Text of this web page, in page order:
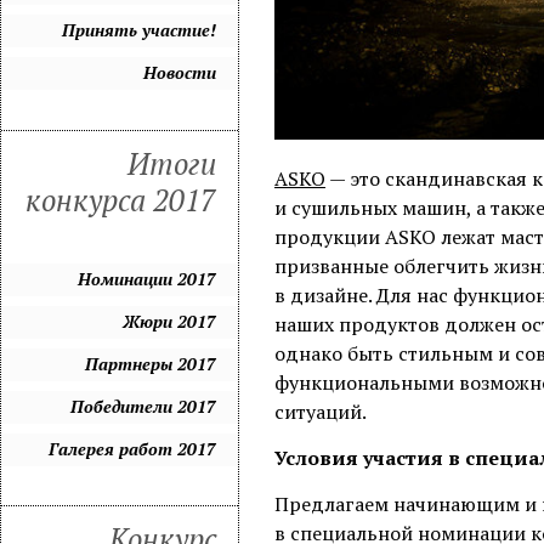
ASKO — это скандинавская
и сушильных машин, а
продукции ASKO лежат
призванные облегчить
в дизайне. Для нас
наших продуктов должен
однако быть стильным и
функциональными
ситуаций.
Условия участия в
Предлагаем начинающим и
в специальной номинации
Принять участие!
Новости
Итоги
конкурса 2017
Номинации 2017
Жюри 2017
Партнеры 2017
Победители 2017
Галерея работ 2017